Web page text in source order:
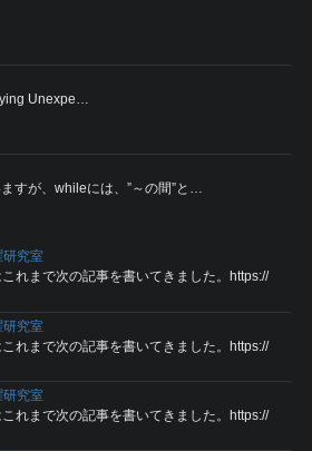
Unexpe…
すが、whileには、”～の間”と…
研究室
れまで次の記事を書いてきました。https://
研究室
れまで次の記事を書いてきました。https://
研究室
れまで次の記事を書いてきました。https://